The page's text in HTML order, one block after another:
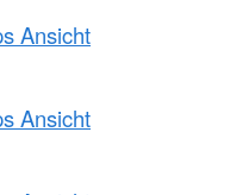
Ansicht
Ansicht